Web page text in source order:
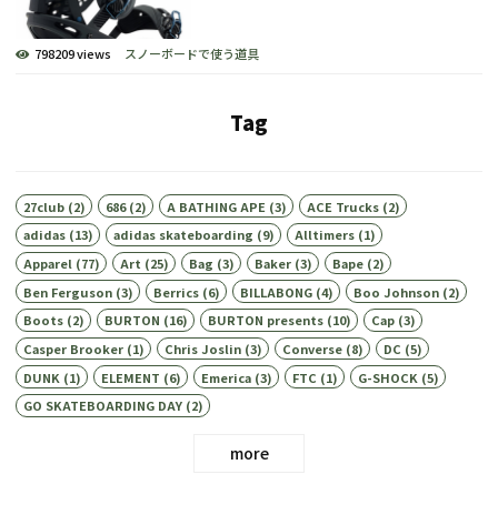
798209 views スノーボードで使う道具
Tag
27club(2) 686(2) A BATHING APE (3) ACE Trucks(2)
adidas(13) adidas skateboarding (9) Alltimers(1)
Apparel (77) Art (25) Bag (3) Baker(3) Bape(2)
Ben Ferguson(3) Berrics(6) BILLABONG(4) Boo Johnson(2)
Boots(2) BURTON (16) BURTON presents(10) Cap(3)
Casper Brooker(1) Chris Joslin(3) Converse(8) DC (5)
DUNK (1) ELEMENT (6) Emerica(3) FTC (1) G-SHOCK (5)
GO SKATEBOARDING DAY(2)
more